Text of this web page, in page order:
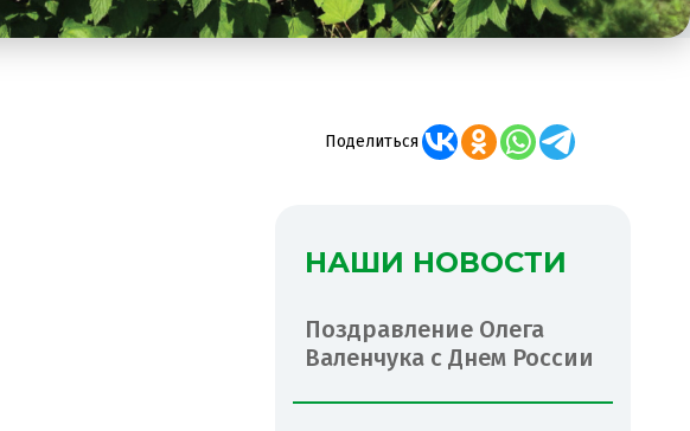
Поделиться
НАШИ НОВОСТИ
Поздравление Олега
Валенчука с Днем России